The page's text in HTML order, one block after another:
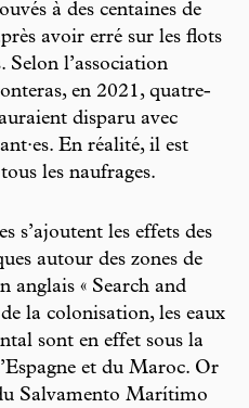
à des centaines de
avoir erré sur les flots
Selon l’association
en 2021, quatre-
disparu avec
En réalité, il est
les naufrages.
s’ajoutent les effets des
autour des zones de
anglais « Search and
la colonisation, les eaux
sont en effet sous la
et du Maroc. Or
Salvamento Marítimo